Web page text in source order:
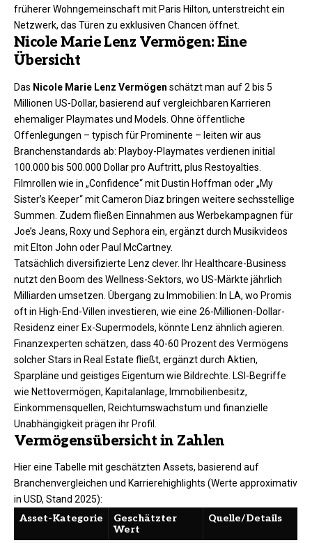
früherer Wohngemeinschaft mit Paris Hilton, unterstreicht ein
Netzwerk, das Türen zu exklusiven Chancen öffnet.​
Nicole Marie Lenz Vermögen: Eine
Übersicht
Das Nicole Marie Lenz Vermögen schätzt man auf 2 bis 5
Millionen US-Dollar, basierend auf vergleichbaren Karrieren
ehemaliger Playmates und Models. Ohne öffentliche
Offenlegungen – typisch für Prominente – leiten wir aus
Branchenstandards ab: Playboy-Playmates verdienen initial
100.000 bis 500.000 Dollar pro Auftritt, plus Restoyalties.
Filmrollen wie in „Confidence“ mit Dustin Hoffman oder „My
Sister’s Keeper“ mit Cameron Diaz bringen weitere sechsstellige
Summen. Zudem fließen Einnahmen aus Werbekampagnen für
Joe’s Jeans, Roxy und Sephora ein, ergänzt durch Musikvideos
mit Elton John oder Paul McCartney.​
Tatsächlich diversifizierte Lenz clever. Ihr Healthcare-Business
nutzt den Boom des Wellness-Sektors, wo US-Märkte jährlich
Milliarden umsetzen. Übergang zu Immobilien: In LA, wo Promis
oft in High-End-Villen investieren, wie eine 26-Millionen-Dollar-
Residenz einer Ex-Supermodels, könnte Lenz ähnlich agieren.
Finanzexperten schätzen, dass 40-60 Prozent des Vermögens
solcher Stars in Real Estate fließt, ergänzt durch Aktien,
Sparpläne und geistiges Eigentum wie Bildrechte. LSI-Begriffe
wie Nettovermögen, Kapitalanlage, Immobilienbesitz,
Einkommensquellen, Reichtumswachstum und finanzielle
Unabhängigkeit prägen ihr Profil.​
Vermögensübersicht in Zahlen
Hier eine Tabelle mit geschätzten Assets, basierend auf
Branchenvergleichen und Karrierehighlights (Werte approximativ
in USD, Stand 2025):​
Asset-Kategorie
Geschätzter
Wert
Quelle/Details